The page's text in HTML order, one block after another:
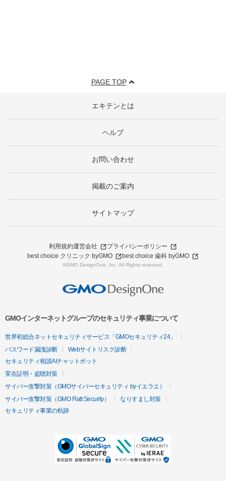
PAGE TOP
エキテンとは
ヘルプ
お問い合わせ
掲載のご案内
サイトマップ
利用規約運営会社
プライバシーポリシー
best choice クリニック byGMO
best choice 歯科 byGMO
©GMO DesignOne, Inc. All Rights reserved.
GMOインターネットグループのセキュリティ事業について
世界初総合ネットセキュリティサービス「GMOセキュリティ24」
パスワード漏洩診断
Webサイトリスク診断
セキュリティ相談AIチャットボット
実在証明・盗聴対策
サイバー攻撃対策（GMOサイバーセキュリティ byイエラエ）
サイバー攻撃対策（GMO Flatt Security）
なりすまし対策
セキュリティ事業の軌跡